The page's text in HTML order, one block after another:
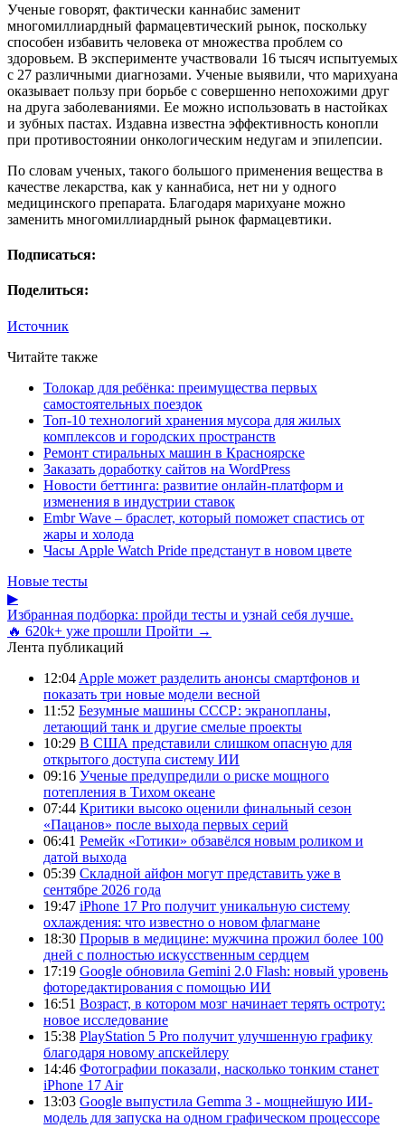
Ученые говорят, фактически каннабис заменит
многомиллиардный фармацевтический рынок, поскольку
способен избавить человека от множества проблем со
здоровьем. В эксперименте участвовали 16 тысяч испытуемых
с 27 различными диагнозами. Ученые выявили, что марихуана
оказывает пользу при борьбе с совершенно непохожими друг
на друга заболеваниями. Ее можно использовать в настойках
и зубных пастах. Издавна известна эффективность конопли
при противостоянии онкологическим недугам и эпилепсии.
По словам ученых, такого большого применения вещества в
качестве лекарства, как у каннабиса, нет ни у одного
медицинского препарата. Благодаря марихуане можно
заменить многомиллиардный рынок фармацевтики.
Подписаться:
Поделиться:
Источник
Читайте также
Толокар для ребёнка: преимущества первых
самостоятельных поездок
Топ-10 технологий хранения мусора для жилых
комплексов и городских пространств
Ремонт стиральных машин в Красноярске
Заказать доработку сайтов на WordPress
Новости беттинга: развитие онлайн-платформ и
изменения в индустрии ставок
Embr Wave – браслет, который поможет спастись от
жары и холода
Часы Apple Watch Pride предстанут в новом цвете
Новые тесты
▶
Избранная подборка: пройди тесты и узнай себя лучше.
🔥 620k+ уже прошли Пройти →
Лента публикаций
12:04 Apple может разделить анонсы смартфонов и
показать три новые модели весной
11:52 Безумные машины СССР: экранопланы,
летающий танк и другие смелые проекты
10:29 В США представили слишком опасную для
открытого доступа систему ИИ
09:16 Ученые предупредили о риске мощного
потепления в Тихом океане
07:44 Критики высоко оценили финальный сезон
«Пацанов» после выхода первых серий
06:41 Ремейк «Готики» обзавёлся новым роликом и
датой выхода
05:39 Складной айфон могут представить уже в
сентябре 2026 года
19:47 iPhone 17 Pro получит уникальную систему
охлаждения: что известно о новом флагмане
18:30 Прорыв в медицине: мужчина прожил более 100
дней с полностью искусственным сердцем
17:19 Google обновила Gemini 2.0 Flash: новый уровень
фоторедактирования с помощью ИИ
16:51 Возраст, в котором мозг начинает терять остроту:
новое исследование
15:38 PlayStation 5 Pro получит улучшенную графику
благодаря новому апскейлеру
14:46 Фотографии показали, насколько тонким станет
iPhone 17 Air
13:03 Google выпустила Gemma 3 - мощнейшую ИИ-
модель для запуска на одном графическом процессоре